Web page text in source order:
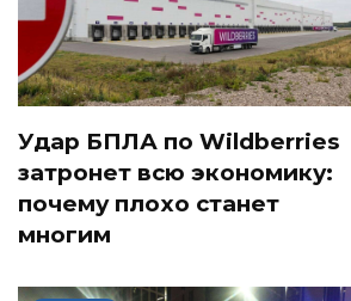
Удар БПЛА по Wildberries
затронет всю экономику:
почему плохо станет
многим